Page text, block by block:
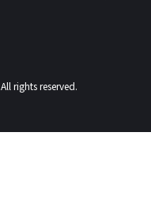
rights reserved.